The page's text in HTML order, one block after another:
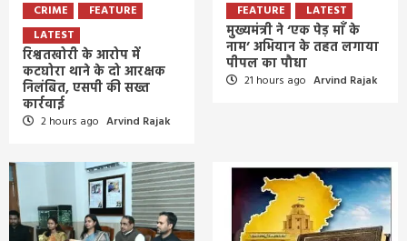
CRIME
FEATURE
LATEST
रिश्वतखोरी के आरोप में
कटघोरा थाने के दो आरक्षक
निलंबित, एसपी की सख्त
कार्रवाई
2 hours ago Arvind Rajak
FEATURE
LATEST
मुख्यमंत्री ने ‘एक पेड़ माँ के
नाम’ अभियान के तहत लगाया
पीपल का पौधा
21 hours ago Arvind Rajak